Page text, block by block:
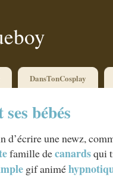
DansTonCosplay
bébés
d’écrire une newz,
famille decanardsqui
gif animé